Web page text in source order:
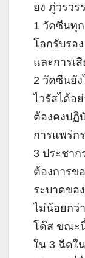
ยง ภู่วรว
1 วัคซีนทุ
โลกรับรอ
และการเ
2 วัคซีนยั
ไวรัสได้อ
ต้องคงปฏิ
การแพร่ก
3 ประชา
ต้องการข
ระบาดขอ
ไม่น้อยกว่
โด๊ส ขณะ
ใน 3 ฉีดใ